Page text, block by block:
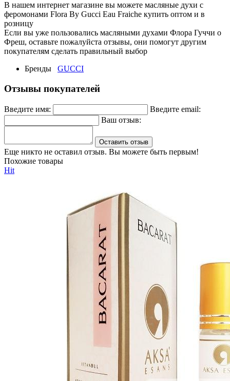
В нашем интернет магазине вы можете масляные духи с
феромонами Flora By Gucci Eau Fraiche купить оптом и в
розницу
Если вы уже пользовались масляными духами Флора Гуччи о
Фреш, оставьте пожалуйста отзывы, они помогут другим
покупателям сделать правильный выбор
Бренды
GUCCI
Отзывы покупателей
Введите имя:
Введите email:
Ваш отзыв:
Оставить отзыв
Еще никто не оставил отзыв. Вы можете быть первым!
Похожие товары
Hit